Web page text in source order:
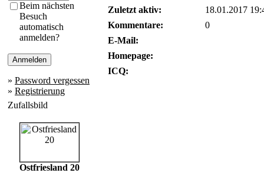
Beim nächsten
Besuch
automatisch
anmelden?
» Password vergessen
» Registrierung
Zufallsbild
Ostfriesland 20
Zuletzt aktiv:
18.01.2017
Kommentare:
0
E-Mail:
Homepage:
ICQ: